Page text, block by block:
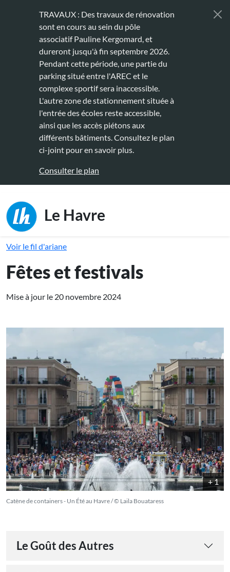
TRAVAUX : Des travaux de rénovation
sont en cours au sein du pôle
associatif Pauline Kergomard, et
dureront jusqu'à fin septembre 2026.
Pendant cette période, une partie du
parking situé entre l'AREC et le
complexe sportif sera inaccessible.
L'autre zone de stationnement située à
l'entrée des écoles reste accessible,
ainsi que les accès piétons aux
différents bâtiments. Consultez le plan
ci-joint pour en savoir plus.
Consulter le plan
Le Havre
Voir le fil d'ariane
Fêtes et festivals
Mise à jour le 20 novembre 2024
+ 1
Catène de containers - Un Été au Havre / © Laila Bouataress
Le Goût des Autres